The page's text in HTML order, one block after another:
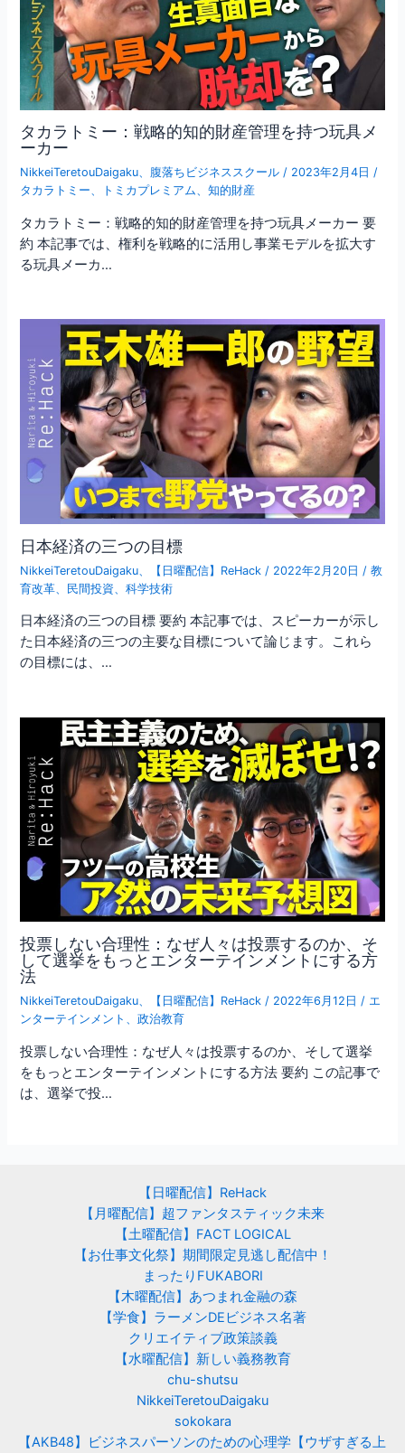
タカラトミー：戦略的知的財産管理を持つ玩具メ
ーカー
NikkeiTeretouDaigaku、 腹落ちビジネススクール / 2023年2月4日 /
タカラトミー、 トミカプレミアム、知的財産
タカラトミー：戦略的知的財産管理を持つ玩具メーカー 要
約 本記事では、権利を戦略的に活用し事業モデルを拡大す
る玩具メーカ…
日本経済の三つの目標
NikkeiTeretouDaigaku 【日曜配信】ReHack / 2022年2月20日 /教
育改革
民間投資 、科学技術
日本経済の三つの目標 要約 本記事では、スピーカーが示し
た日本経済の三つの主要な目標について論じます。これら
の目標には、…
投票しない合理性：なぜ人々は投票するのか、そ
して選挙をもっとエンターテインメントにする方
法
NikkeiTeretouDaigaku、 【日曜配信】ReHack / 2022年6月12日 / エ
ンターテインメント 、政治教育
投票しない合理性：なぜ人々は投票するのか、そして選挙
をもっとエンターテインメントにする方法 要約 この記事で
は、選挙で投…
【日曜配信】ReHack
【月曜配信】超ファンタスティック未来
【土曜配信】FACT LOGICAL
【お仕事文化祭】期間限定見逃し配信中！
まったりFUKABORI
【木曜配信】あつまれ金融の森
【学食】ラーメンDEビジネス名著
クリエイティブ政策談義
【水曜配信】新しい義務教育
chu-shutsu
NikkeiTeretouDaigaku
sokokara
【AKB48】ビジネスパーソンのための心理学【ウザすぎる上